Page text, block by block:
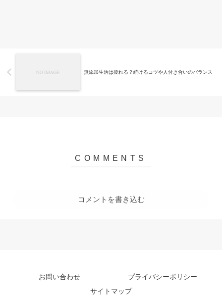
無添加生活は疲れる？続けるコツや人付き合いのバランス
コメントを書き込む
お問い合わせ
プライバシーポリシー
サイトマップ